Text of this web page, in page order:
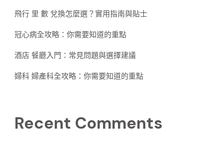
飛行 里 數 兌換怎麼選？實用指南與貼士
冠心病全攻略：你需要知道的重點
酒店 餐廳入門：常見問題與選擇建議
婦科 婦產科全攻略：你需要知道的重點
Recent Comments